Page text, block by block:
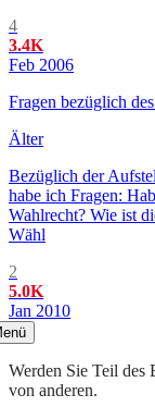
4
3.4K
Feb 2006
Fragen bezüglich
Älter
Bezüglich der
habe ich Fragen:
Wahlrecht? Wie ist
Wähl
2
5.0K
Jan 2010
Werden Sie Teil des
von anderen.